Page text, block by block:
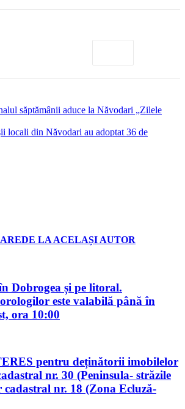
săptămânii aduce la Năvodari „Zilele
locali din Năvodari au adoptat 36 de
DE LA ACELAȘI AUTOR
Dobrogea și pe litoral.
este valabilă până în
ora 10:00
pentru deținătorii imobilelor
nr. 30 (Peninsula- străzile
cadastral nr. 18 (Zona Ecluză-